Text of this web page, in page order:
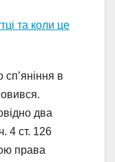
та коли це
сп’яніння в
два
4 ст. 126
права